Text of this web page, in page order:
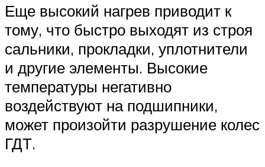
Еще высокий нагрев приводит к
тому, что быстро выходят из строя
сальники, прокладки, уплотнители
и другие элементы. Высокие
температуры негативно
воздействуют на подшипники,
может произойти разрушение колес
ГДТ.